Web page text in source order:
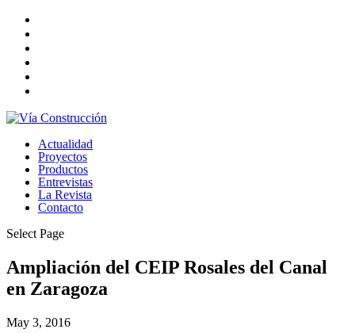
Actualidad
Proyectos
Productos
Entrevistas
La Revista
Contacto
Select Page
Ampliación del CEIP Rosales del Canal
en Zaragoza
May 3, 2016